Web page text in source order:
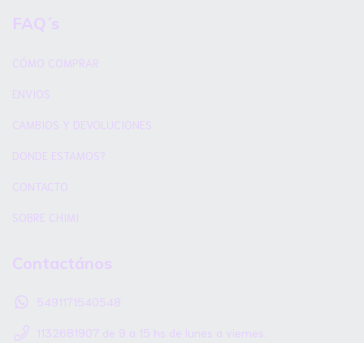
FAQ´s
CÓMO COMPRAR
ENVIOS
CAMBIOS Y DEVOLUCIONES
DONDE ESTAMOS?
CONTACTO
SOBRE CHIMI
Contactános
5491171540548
1132681907 de 9 a 15 hs de lunes a viernes.